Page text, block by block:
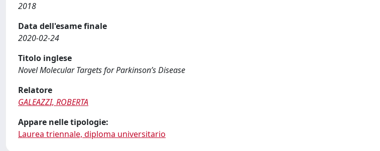
2018
Data dell'esame finale
2020-02-24
Titolo inglese
Novel Molecular Targets for Parkinson’s Disease
Relatore
GALEAZZI, ROBERTA
Appare nelle tipologie:
Laurea triennale, diploma universitario